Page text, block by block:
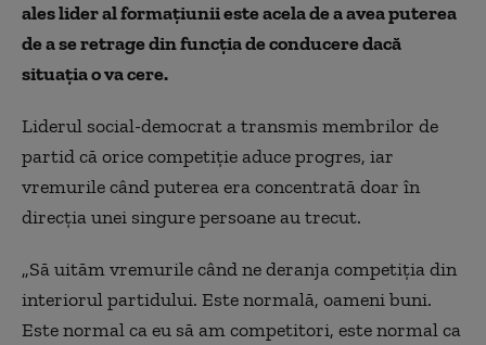
ales lider al formaţiunii este acela de a avea puterea
de a se retrage din funcţia de conducere dacă
situaţia o va cere.
Liderul social-democrat a transmis membrilor de
partid că orice competiţie aduce progres, iar
vremurile când puterea era concentrată doar în
direcţia unei singure persoane au trecut.
„Să uităm vremurile când ne deranja competiţia din
interiorul partidului. Este normală, oameni buni.
Este normal ca eu să am competitori, este normal ca